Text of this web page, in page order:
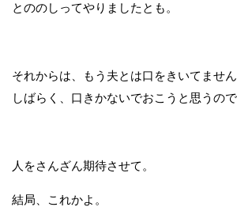
とののしってやりましたとも。
それからは、もう夫とは口をきいてません
しばらく、口きかないでおこうと思うので
人をさんざん期待させて。
結局、これかよ。